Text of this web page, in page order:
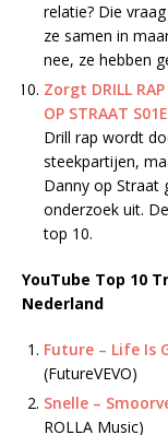
relatie? Die
ze samen in
nee, ze hebben
Zorgt DRILL
OP STRAAT
Drill rap wordt
steekpartijen,
Danny op Straat
onderzoek uit.
top 10.
YouTube Top 10
Nederland
Future – Life Is
(FutureVEVO)
Snelle –
ROLLA Music)